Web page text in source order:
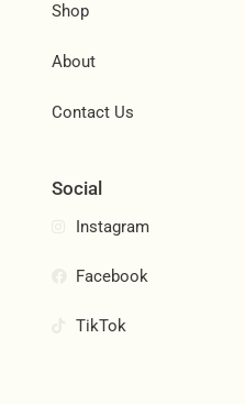
Shop
About
Contact Us
Social
Instagram
Facebook
TikTok